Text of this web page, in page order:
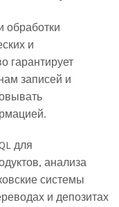
обработки
и
гарантирует
записей и
для
анализа
системы
и депозитах